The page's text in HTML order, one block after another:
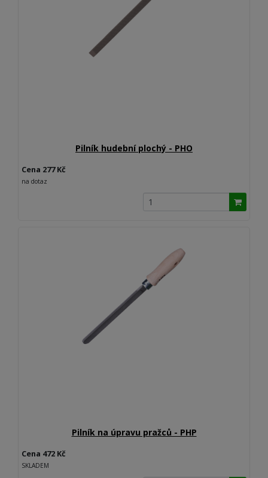
Pilník hudební plochý - PHO
Cena 277 Kč
na dotaz
Pilník na úpravu pražců - PHP
Cena 472 Kč
SKLADEM